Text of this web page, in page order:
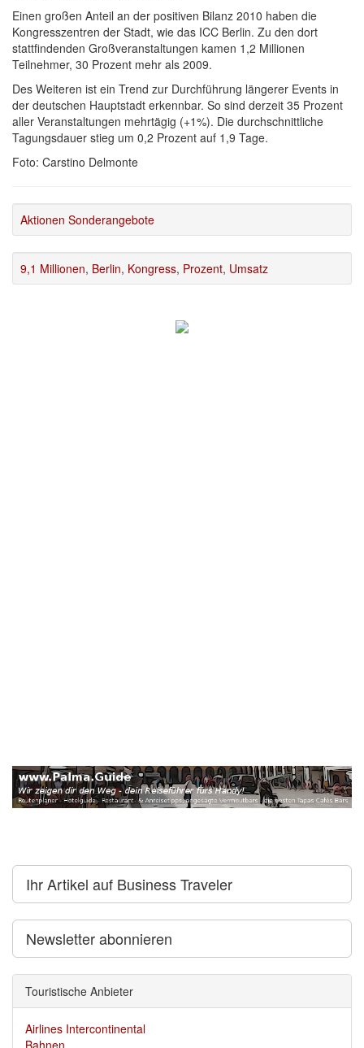
Einen großen Anteil an der positiven Bilanz 2010 haben die
Kongresszentren der Stadt, wie das ICC Berlin. Zu den dort
stattfindenden Großveranstaltungen kamen 1,2 Millionen
Teilnehmer, 30 Prozent mehr als 2009.
Des Weiteren ist ein Trend zur Durchführung längerer Events in
der deutschen Hauptstadt erkennbar. So sind derzeit 35 Prozent
aller Veranstaltungen mehrtägig (+1%). Die durchschnittliche
Tagungsdauer stieg um 0,2 Prozent auf 1,9 Tage.
Foto: Carstino Delmonte
Aktionen Sonderangebote
9,1 Millionen, Berlin, Kongress, Prozent, Umsatz
Ihr Artikel auf Business Traveler
Newsletter abonnieren
Touristische Anbieter
Airlines Intercontinental
Bahnen